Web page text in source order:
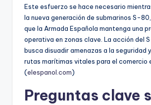
Este esfuerzo se hace necesario
la nueva generación de submarinos S-
que la Armada Española mantenga una
operativa en zonas clave. La acción del
busca disuadir amenazas a la seguridad
rutas marítimas vitales para el comercio
(elespanol.com)
Preguntas clave